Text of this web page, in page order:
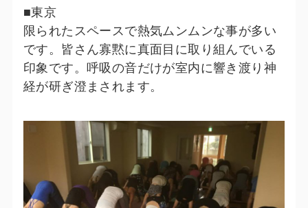
■東京
限られたスペースで熱気ムンムンな事が多い
です。皆さん寡黙に真面目に取り組んでいる
印象です。呼吸の音だけが室内に響き渡り神
経が研ぎ澄まされます。